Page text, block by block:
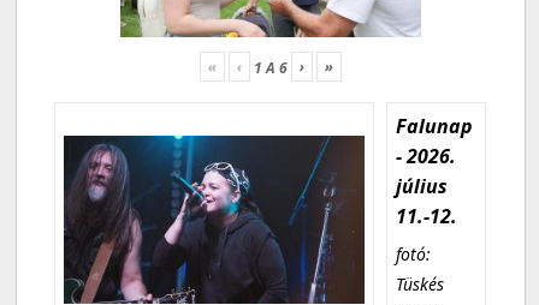
« ‹ 1A 6 › »
Falunap
- 2026.
július
11.-12.
fotó:
Tüskés